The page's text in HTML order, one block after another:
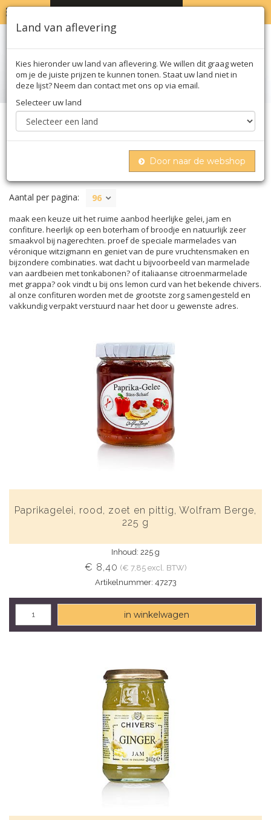
Home Zoet
Aantal per pagina: 96
maak een keuze uit het ruime aanbod heerlijke gelei, jam en
confiture. heerlijk op een boterham of broodje en natuurlijk zeer
smaakvol bij nagerechten. proef de speciale marmelades van
véronique witzigmann en geniet van de pure vruchtensmaken en
bijzondere combinaties. wat dacht u bijvoorbeeld van marmelade
van aardbeien met tonkabonen? of italiaanse citroenmarmelade
met grappa? ook vindt u bij ons lemon curd van het bekende chivers.
al onze confituren worden met de grootste zorg samengesteld en
vakkundig verpakt verstuurd naar het door u gewenste adres.
Paprikagelei, rood, zoet en pittig, Wolfram Berge,
225 g
Inhoud: 225 g
€ 8,40 (€ 7,85 excl. BTW)
Artikelnummer: 47273
in winkelwagen
Land van aflevering
Kies hieronder uw land van aflevering. We willen dit graag weten
om je de juiste prijzen te kunnen tonen. Staat uw land niet in
deze lijst? Neem dan contact met ons op via email.
Selecteer uw land
Door naar de webshop